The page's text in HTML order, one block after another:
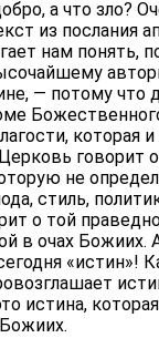
а что зло?
из послания
нам понять,
— потому что
которая
говорит
не
стиль,
о той
в очах Божиих.
«истин»!
истина,